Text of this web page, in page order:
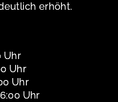
erhöht.
Uhr
Uhr
Uhr
Uhr